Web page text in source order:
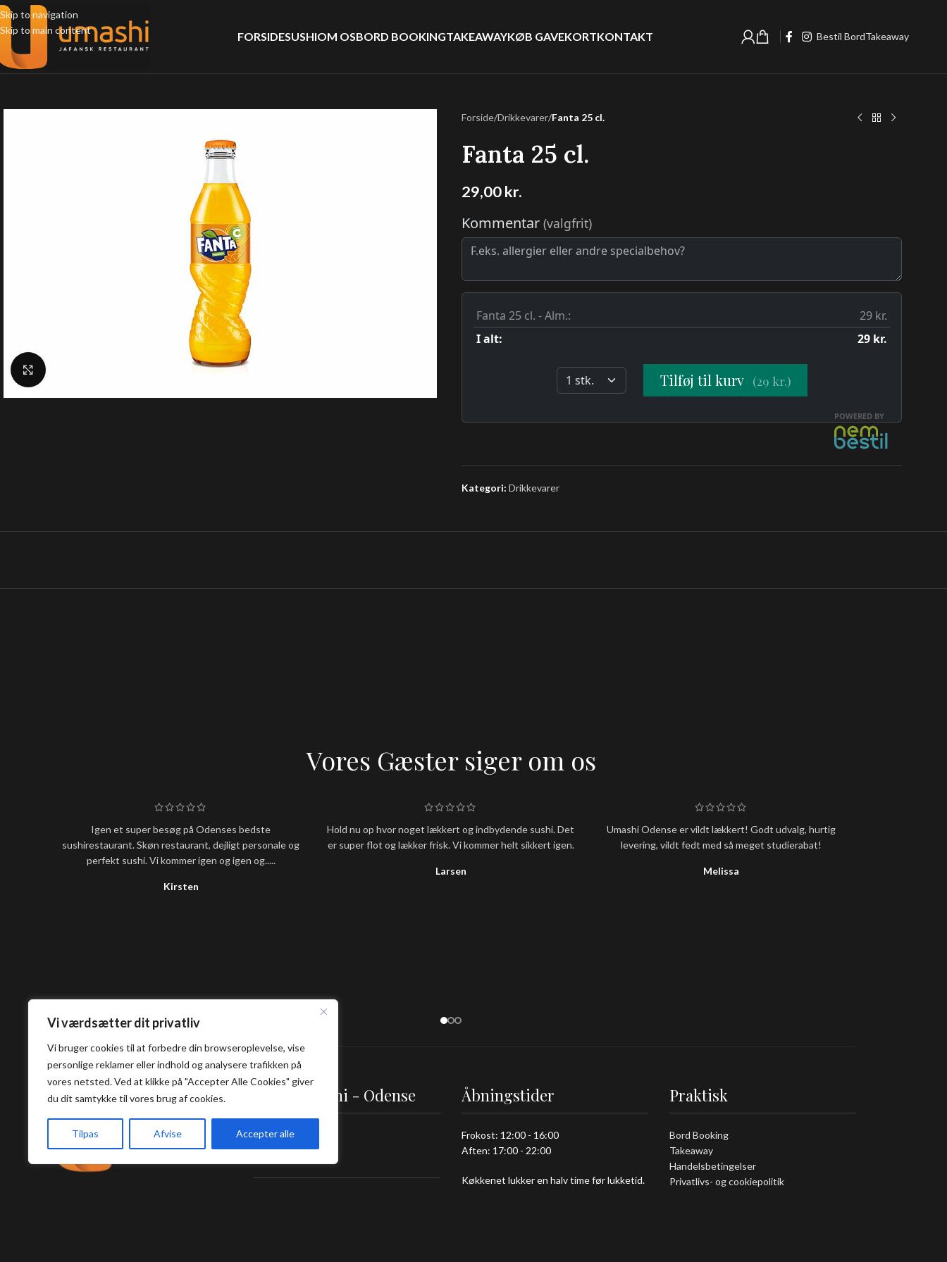
Vi værdsætter dit privatliv
Vi bruger cookies til at forbedre din browseroplevelse, vise
personlige reklamer eller indhold og analysere trafikken på
vores netsted. Ved at klikke på "Accepter Alle Cookies" giver
du dit samtykke til vores brug af cookies.
Tilpas Afvise Accepter alle
Skip to navigation
Skip to main content
FORSIDESUSHIOM OSBORD BOOKINGTAKEAWAYKØB GAVEKORTKONTAKT Bestil BordTakeaway
Forside/Drikkevarer/Fanta 25 cl.
Fanta 25 cl.
29,00kr.
Kategori: Drikkevarer
Vores Gæster siger om os
Igen et super besøg på Odenses bedste
sushirestaurant. Skøn restaurant, dejligt personale og
perfekt sushi. Vi kommer igen og igen og.....
Kirsten
Hold nu op hvor noget lækkert og indbydende sushi. Det
er super flot og lækker frisk. Vi kommer helt sikkert igen.
Larsen
Umashi Odense er vildt lækkert! Godt udvalg, hurtig
levering, vildt fedt med så meget studierabat!
Melissa
Umashi Sushi - Odense
Vestergade 92
Åbningstider
Frokost: 12:00 - 16:00
Aften: 17:00 - 22:00
Køkkenet lukker en halv time før lukketid.
Praktisk
Bord Booking
Takeaway
Handelsbetingelser
Privatlivs- og cookiepolitik